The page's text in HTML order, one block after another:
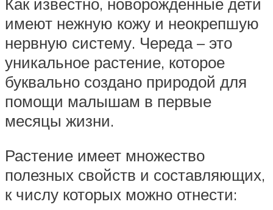
имеют нежную кожу и неокрепшую
нервную систему. Череда – это
уникальное растение, которое
буквально создано природой для
помощи малышам в первые
месяцы жизни.
Растение имеет множество
полезных свойств и составляющих,
к числу которых можно отнести: